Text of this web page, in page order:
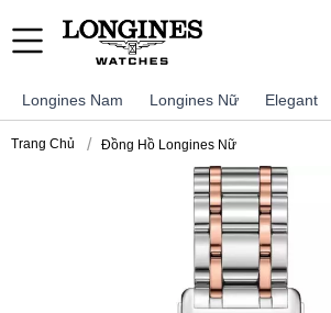
Longines Nam Longines Nữ Elegant
Trang Chủ Đồng Hồ Longines Nữ